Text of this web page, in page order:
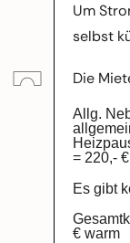
Um
selbst
Die
Allg.
= 220,- €
Es gibt
€ warm